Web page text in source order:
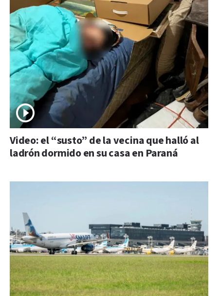
Video: el “susto” de la vecina que halló al
ladrón dormido en su casa en Paraná